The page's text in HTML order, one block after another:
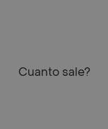
Cuanto sale?